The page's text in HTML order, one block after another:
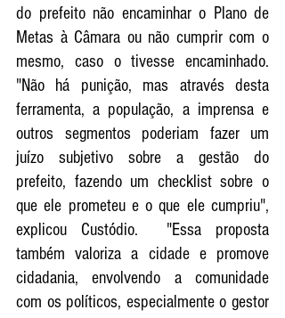
do prefeito não encaminhar o Plano de
Metas à Câmara ou não cumprir com o
mesmo, caso o tivesse encaminhado.
"Não há punição, mas através desta
ferramenta, a população, a imprensa e
outros segmentos poderiam fazer um
juízo subjetivo sobre a gestão do
prefeito, fazendo um checklist sobre o
que ele prometeu e o que ele cumpriu",
explicou Custódio.  "Essa proposta
também valoriza a cidade e promove
cidadania, envolvendo a comunidade
com os políticos, especialmente o gestor